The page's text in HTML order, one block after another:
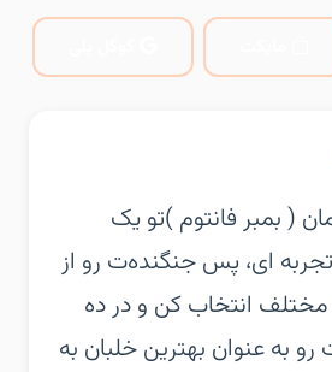
( بمبر فانتوم )‏تو یک
ای، پس جنگنده‌ت رو از
انتخاب کن و در ده
به عنوان بهترین خلبان به